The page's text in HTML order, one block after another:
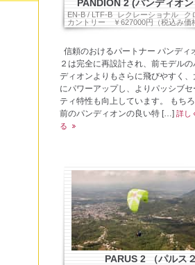
PANDION 2 (パンディオ
EN-B / LTF-B レクレーショナル
ク
カントリー
￥627000円（税込み価
信頼のおけるパートナー パンディ
２は完全に再設計され、前モデルの
ディオンよりもさらに飛びやすく、
にパワーアップし、よりパッシブセ
ティ特性も向上しています。 もち
前のパンディオンの良い特 […] 詳し
る
PARUS 2 （パルス